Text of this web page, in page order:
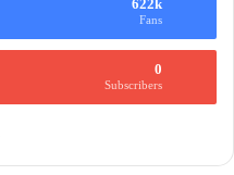
Fans
0
Subscribers